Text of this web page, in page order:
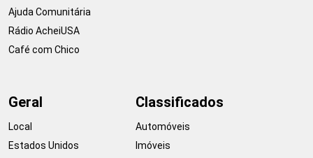
Ajuda Comunitária
Rádio AcheiUSA
Café com Chico
Geral
Local
Estados Unidos
Classificados
Automóveis
Imóveis